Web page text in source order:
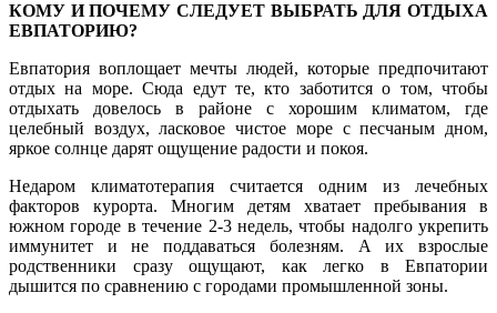
КОМУ И ПОЧЕМУ СЛЕДУЕТ ВЫБРАТЬ ДЛЯ ОТДЫХА
ЕВПАТОРИЮ?
Евпатория воплощает мечты людей, которые предпочитают
отдых на море. Сюда едут те, кто заботится о том, чтобы
отдыхать довелось в районе с хорошим климатом, где
целебный воздух, ласковое чистое море с песчаным дном,
яркое солнце дарят ощущение радости и покоя.
Недаром климатотерапия считается одним из лечебных
факторов курорта. Многим детям хватает пребывания в
южном городе в течение 2-3 недель, чтобы надолго укрепить
иммунитет и не поддаваться болезням. А их взрослые
родственники сразу ощущают, как легко в Евпатории
дышится по сравнению с городами промышленной зоны.